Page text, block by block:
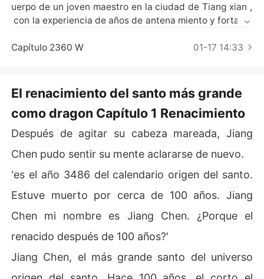
Cuentos Cortos
uerpo de un joven maestro en la ciudad de Tiang xian ,
con la experiencia de años de antena miento y fortalec
ón, Jiang Chen comenzará su camino a la cima de la he
Capítulo 2360 W 01-17 14:33
El renacimiento del santo más grande
como dragon Capítulo 1 Renacimiento
Después de agitar su cabeza mareada, Jiang
Chen pudo sentir su mente aclararse de nuevo.
'es el año 3486 del calendario origen del santo.
Estuve muerto por cerca de 100 años. Jiang
Chen mi nombre es Jiang Chen. ¿Porque el
renacido después de 100 años?'
Jiang Chen, el más grande santo del universo